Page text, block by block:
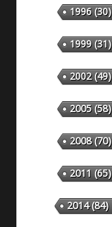
1996(30)
1999(31)
2002(49)
2005(58)
2008(70)
2011 (65)
2014(84)